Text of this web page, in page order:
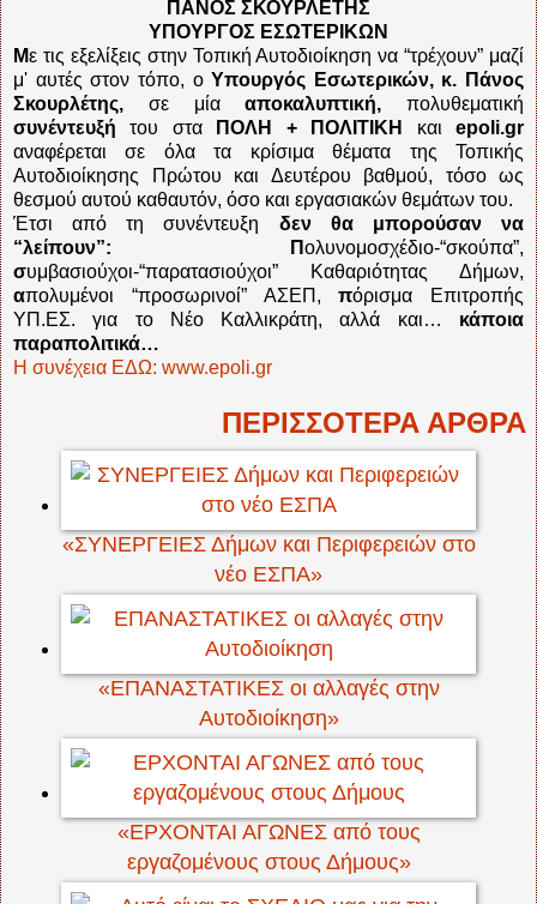
ΠΑΝΟΣ ΣΚΟΥΡΛΕΤΗΣ
ΥΠΟΥΡΓΟΣ ΕΣΩΤΕΡΙΚΩΝ
Με τις εξελίξεις στην Τοπική Αυτοδιοίκηση να “τρέχουν” μαζί
μ' αυτές στον τόπο, οΥπουργός Εσωτερικών, κ. Πάνος
Σκουρλέτης, σε μίααποκαλυπτική, πολυθεματική
συνέντευξή του στα ΠΟΛΗ + ΠΟΛΙΤΙΚΗ καιepoli.gr
αναφέρεται σε όλα τα κρίσιμα θέματα της Τοπικής
Αυτοδιοίκησης Πρώτου και Δευτέρου βαθμού, τόσο ως
θεσμού αυτού καθαυτόν, όσο και εργασιακών θεμάτων του.
Έτσι από τη συνέντευξη δεν θα μπορούσαν να
“λείπουν”: Πολυνομοσχέδιο-“σκούπα”,
συμβασιούχοι-“παρατασιούχοι” Καθαριότητας Δήμων,
απολυμένοι “προσωρινοί” ΑΣΕΠ,πόρισμα Επιτροπής
ΥΠ.ΕΣ. για το Νέο Καλλικράτη, αλλά και… κάποια
παραπολιτικά…
Η συνέχεια ΕΔΩ: www.epoli.gr
ΠΕΡΙΣΣΟΤΕΡΑ ΑΡΘΡΑ
«ΣΥΝΕΡΓΕΙΕΣ Δήμων και Περιφερειών στο
νέο ΕΣΠΑ»
«ΕΠΑΝΑΣΤΑΤΙΚΕΣ οι αλλαγές στην
Αυτοδιοίκηση»
«ΕΡΧΟΝΤΑΙ ΑΓΩΝΕΣ από τους
εργαζομένους στους Δήμους»